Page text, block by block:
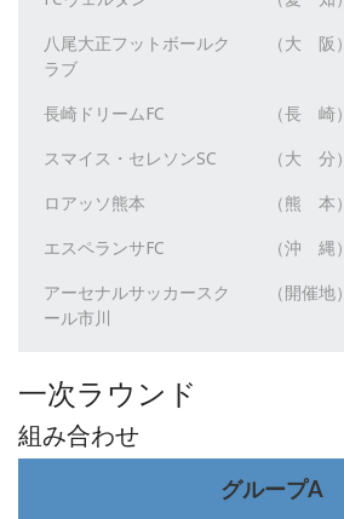
八尾大正フットボールク
ラブ
（大 阪）
長崎ドリームFC （長 崎）
スマイス・セレソンSC （大 分）
ロアッソ熊本 （熊 本）
エスペランサFC （沖 縄）
アーセナルサッカースク
ール市川
（開催地）
一次ラウンド
組み合わせ
グループA